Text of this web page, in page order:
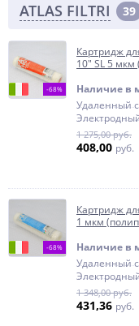
ATLAS FILTRI 39
-68%
Картридж
10" SL 5
Наличие в
Удаленный
1 275,00 руб.
408,00 руб.
-68%
Картридж
1 мкм
Наличие в
Удаленный
1 348,00 руб.
431,36 руб.